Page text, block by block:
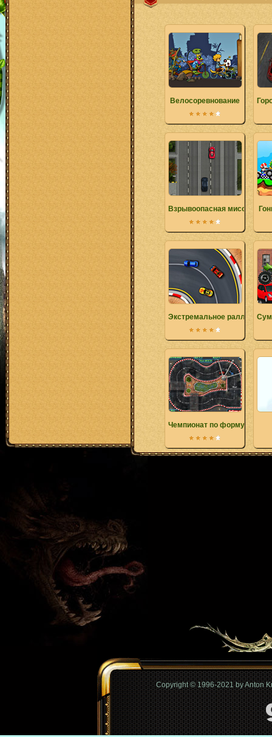
Велосоревнование
Взрывоопасная миссия
Экстремальное ралли
Чемпионат по формуле-1
Copyright © 1996-2021 by Anton